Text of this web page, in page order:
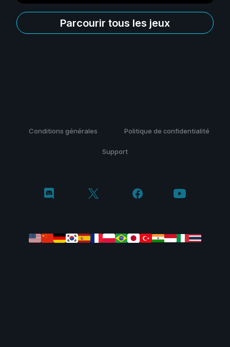
Parcourir tous les jeux
Conditions générales Politique de confidentialité
Support